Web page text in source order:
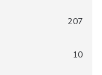
207
10